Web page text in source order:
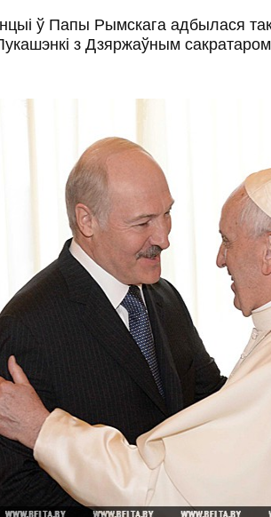
ў Папы Рымскага адбылася
з Дзяржаўным